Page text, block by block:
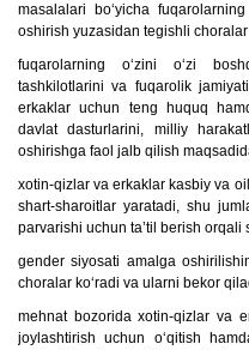
masalalari bo‘yicha
oshirish yuzasidan tegishli
fuqarolarning o‘zini o‘zi
tashkilotlarini va fuqarolik
erkaklar uchun teng huquq
davlat dasturlarini, milliy
oshirishga faol jalb qilish
xotin-qizlar va erkaklar kasbiy va
shart-sharoitlar yaratadi, shu
parvarishi uchun ta’til berish orqali
gender siyosati amalga
choralar ko‘radi va ularni bekor
mehnat bozorida xotin-qizlar va
joylashtirish uchun o‘qitish